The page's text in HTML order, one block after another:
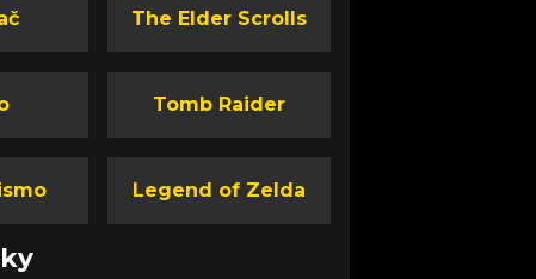
The Elder Scrolls
Tomb Raider
Legend of Zelda